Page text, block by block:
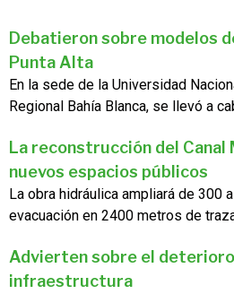
Debatieron sobre modelos
Punta Alta
En la sede de la Universidad
Regional Bahía Blanca, se llevó a
La reconstrucción del Canal
nuevos espacios públicos
La obra hidráulica ampliará de 300
evacuación en 2400 metros de
Advierten sobre el
infraestructura